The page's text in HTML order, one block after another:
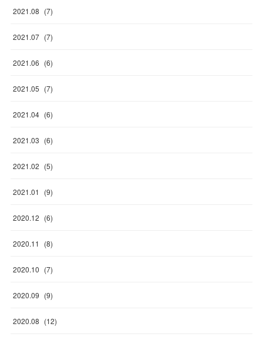
2021.08 (7)
2021.07 (7)
2021.06 (6)
2021.05 (7)
2021.04 (6)
2021.03 (6)
2021.02 (5)
2021.01 (9)
2020.12 (6)
2020.11 (8)
2020.10 (7)
2020.09 (9)
2020.08 (12)